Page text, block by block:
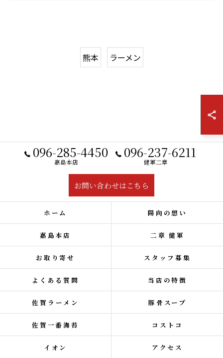
熊本 ラーメン
096-285-4450
嘉島本店
096-237-6211
健軍二章
お問い合わせはこちら
ホーム 陽向の想い
嘉島本店 二章 健軍
お取り寄せ スタッフ募集
よくある質問 当店の特徴
佐賀ラーメン 豚骨スープ
佐賀一番海苔 コストコ
イオン アクセス